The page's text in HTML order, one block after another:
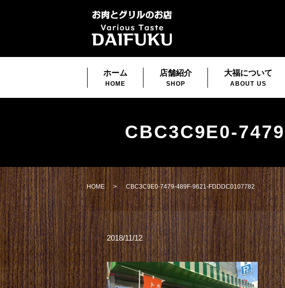
ホーム
HOME
店舗紹介
SHOP
大福について
ABOUT US
CBC3C9E0-
HOME CBC3C9E0-7479-489F-9621-FDDDC0107782
2018/11/12